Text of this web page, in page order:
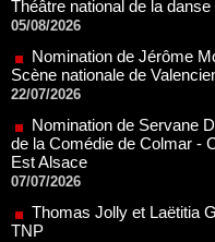
Nomination de Jérôme
Scène nationale de
22/07/2026
Nomination de Servane
de la Comédie de Colmar -
Est Alsace
07/07/2026
Thomas Jolly et Laëtitia
TNP
02/07/2026
Fonds SACD Théâtre :